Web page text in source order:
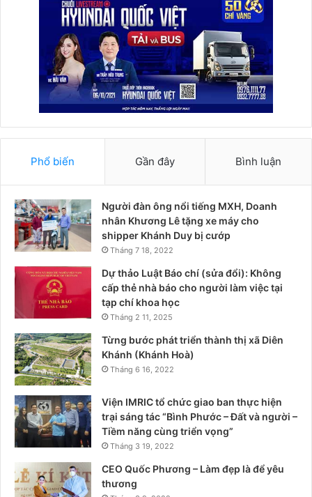
Phổ biến Gần đây Bình luận
Người đàn ông nổi tiếng MXH, Doanh
nhân Khương Lê tặng xe máy cho
shipper Khánh Duy bị cướp
Tháng 7 18, 2022
Dự thảo Luật Báo chí (sửa đổi): Không
cấp thẻ nhà báo cho người làm việc tại
tạp chí khoa học
Tháng 2 11, 2025
Từng bước phát triển thành thị xã Diên
Khánh (Khánh Hoà)
Tháng 6 16, 2022
Viện IMRIC tổ chức giao ban thực hiện
trại sáng tác “Bình Phước – Đất và người –
Tiềm năng cùng triển vọng”
Tháng 3 19, 2022
CEO Quốc Phương – Làm đẹp là để yêu
thương